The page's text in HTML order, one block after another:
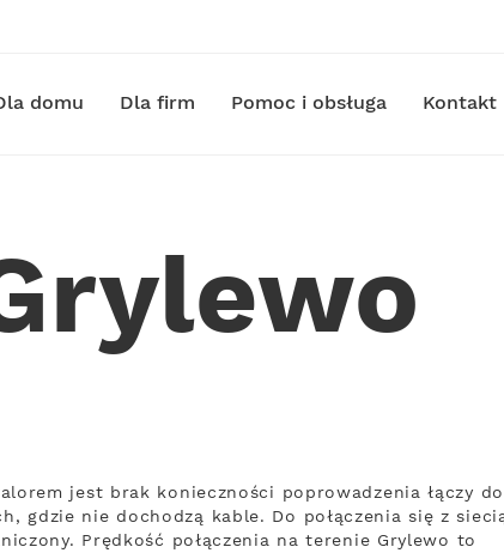
domu Dla firm Pomoc i obsługa Kontakt
jest brak konieczności poprowadzenia łączy do
gdzie nie dochodzą kable. Do połączenia się z
Prędkość połączenia na terenie Grylewo to